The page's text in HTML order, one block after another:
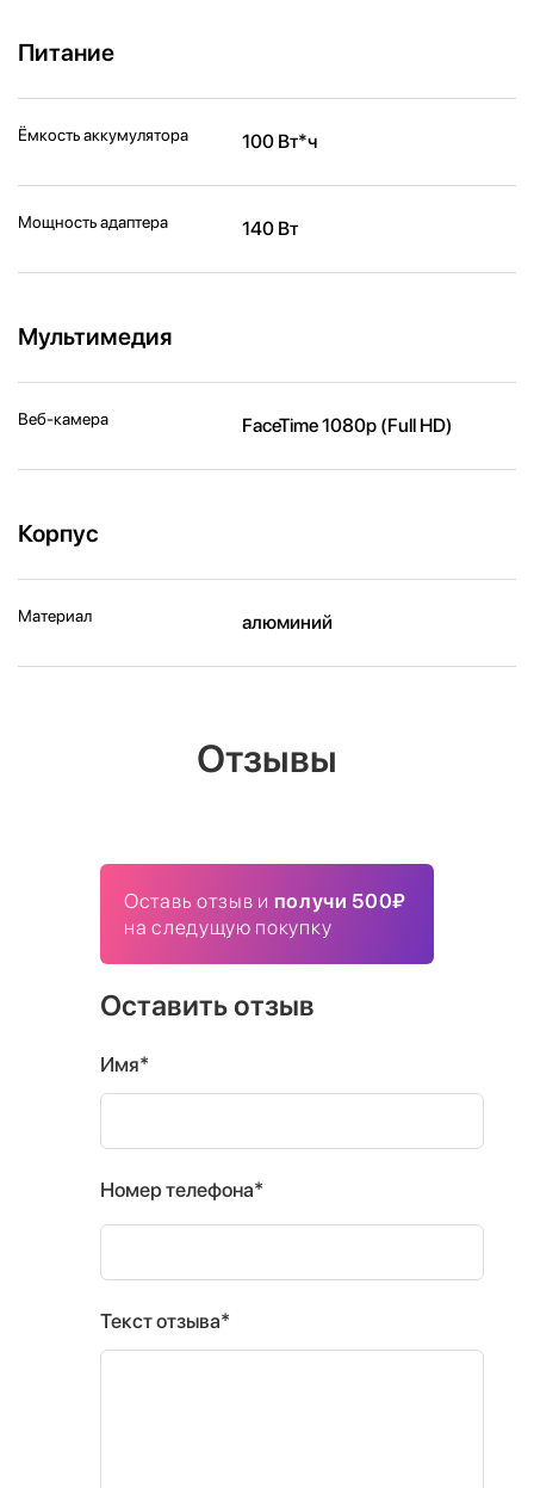
Питание
Ёмкость аккумулятора 100 Вт*ч
Мощность адаптера 140 Вт
Мультимедия
Веб-камера FaceTime 1080p (Full HD)
Корпус
Материал алюминий
Отзывы
Оставь отзыв и получи 500₽
на следущую покупку
Оставить отзыв
Имя*
Номер телефона*
Текст отзыва*